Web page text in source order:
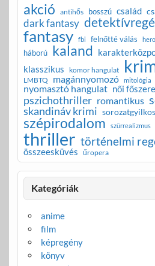
akció antihős bosszú család
dark fantasy
fantasy fbi felnőtté válás
háború kaland
klasszikus komor hangulat
LMBTQ magánnyomozó mitológia
nyomasztó hangulat női
pszichothriller romantikus
skandináv krimi sorozatgyilkos
szépirodalom szürrealizmus
thriller történelmi
összeesküvés űropera
Kategóriák
anime
film
képregény
könyv